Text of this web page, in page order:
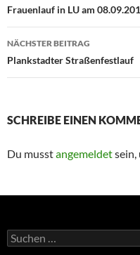
Frauenlauf in LU am
NÄCHSTER BEITRAG
Plankstadter Straßenfestlauf
SCHREIBE EINEN
Du musstangemeldetsein,
Suchen
nach: